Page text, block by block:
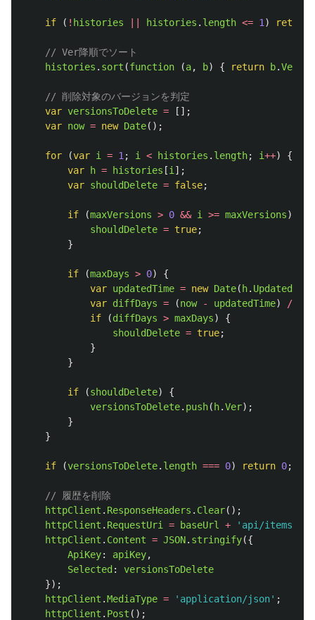
if ( ! histories histories . length <= 1 ) return
// Ver降順でソート
histories . sort (function (a, b) { return b.Ver
// 削除対象のバージョンを判定
var versionsToDelete =
[];
var now = new Date();
for (var i = 1 ; i < histories . length; i++)
{
var
h = histories [i ];
var shouldDelete = false;
if (maxVersions > 0 && i >= maxVersions)
shouldDelete = true;
}
if (maxDays > 0)
{
var updatedTime = new Date( h. UpdatedTime
var diffDays = (now - updatedTime) /
if
(diffDays > maxDays)
{
shouldDelete = true;
}
}
if (shouldDelete)
{
versionsToDelete. push( h.Ver);
}
}
if (versionsToDelete. length === 0) return 0;
// 履歴を削除
httpClient . ResponseHeaders . Clear();
httpClient . RequestUri = baseUrl + ' api/items/
httpClient . Content = JSON. stringify({
ApiKey: apiKey,
Selected :
versionsToDelete
});
httpClient .MediaType = ' application/json' ;
httpClient . Post ();